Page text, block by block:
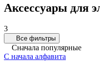
Аксессуары для
3
Все фильтры
Сначала популярные
С начала алфавита